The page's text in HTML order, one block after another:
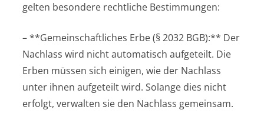
gelten besondere rechtliche Bestimmungen:
– **Gemeinschaftliches Erbe (§ 2032 BGB):** Der
Nachlass wird nicht automatisch aufgeteilt. Die
Erben müssen sich einigen, wie der Nachlass
unter ihnen aufgeteilt wird. Solange dies nicht
erfolgt, verwalten sie den Nachlass gemeinsam.